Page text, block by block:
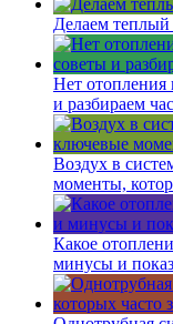
Делаем теплый
Нет отопления
и разбираем
Воздух в
моменты,
Какое
минусы и